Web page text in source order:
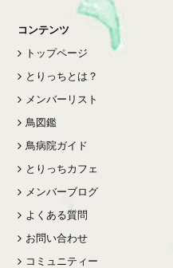
コンテンツ
トップページ
とりっちとは？
メンバーリスト
鳥図鑑
鳥病院ガイド
とりっちカフェ
メンバーブログ
よくある質問
お問い合わせ
コミュニティー